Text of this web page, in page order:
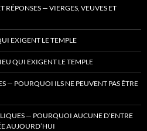
RÉPONSES — VIERGES, VEUVES ET
EXIGENT LE TEMPLE
QUI EXIGENT LE TEMPLE
— POURQUOI ILS NE PEUVENT PAS ÊTRE
— POURQUOI AUCUNE D’ENTRE
AUJOURD’HUI